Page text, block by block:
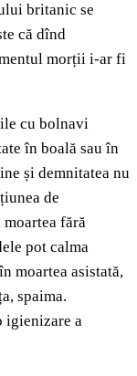
britanic se
că dînd
morții i-ar fi
cu bolnavi
în boală sau în
și demnitatea nu
de
fără
pot calma
moartea asistată,
spaima.
igienizare a